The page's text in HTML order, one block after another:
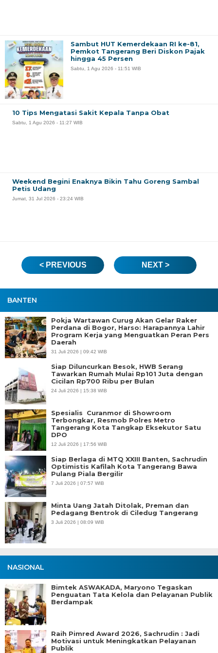
BANTEN
Pokja Wartawan Curug Akan Gelar Raker
Perdana di Bogor, Harso: Harapannya Lahir
Program Kerja yang Menguatkan Peran Pers
Daerah
31 Juli 2026 | 09:42 WIB
Siap Diluncurkan Besok, HWB Serang
Tawarkan Rumah Mulai Rp101 Juta dengan
Cicilan Rp700 Ribu per Bulan
24 Juli 2026 | 15:38 WIB
Spesialis Curanmor di Showroom
Terbongkar, Resmob Polres Metro
Tangerang Kota Tangkap Eksekutor Satu
DPO
12 Juli 2026 | 17:56 WIB
Siap Berlaga di MTQ XXIII Banten, Sachrudin
Optimistis Kafilah Kota Tangerang Bawa
Pulang Piala Bergilir
7 Juli 2026 | 07:57 WIB
Minta Uang Jatah Ditolak, Preman dan
Pedagang Bentrok di Ciledug Tangerang
3 Juli 2026 | 08:09 WIB
NASIONAL
Bimtek ASWAKADA, Maryono Tegaskan
Penguatan Tata Kelola dan Pelayanan Publik
Berdampak
Raih Pimred Award 2026, Sachrudin : Jadi
Motivasi untuk Meningkatkan Pelayanan
Publik
Sambut HUT Kemerdekaan RI ke-81,
Pemkot Tangerang Beri Diskon Pajak
hingga 45 Persen
Sabtu, 1 Agu 2026 - 11:51 WIB
10 Tips Mengatasi Sakit Kepala Tanpa Obat
Sabtu, 1 Agu 2026 - 11:27 WIB
Weekend Begini Enaknya Bikin Tahu Goreng Sambal
Petis Udang
Jumat, 31 Jul 2026 - 23:24 WIB
< PREVIOUS NEXT >